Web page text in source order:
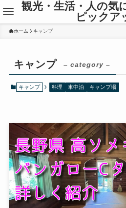
観光・生活・人の気
ピックア
ホーム キャンプ
キャンプ – category –
キャンプ 料理 車中泊 キャンプ場